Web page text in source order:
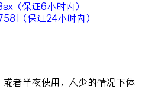
（保证6小时内）
（保证24小时内）
或者半夜使用，人少的情况下体